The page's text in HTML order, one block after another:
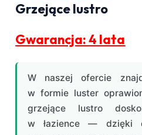
Grzejące lustro
Gwarancja: 4 lata
W naszej ofercie
w formie luster
grzejące lustro
w łazience — dzięki